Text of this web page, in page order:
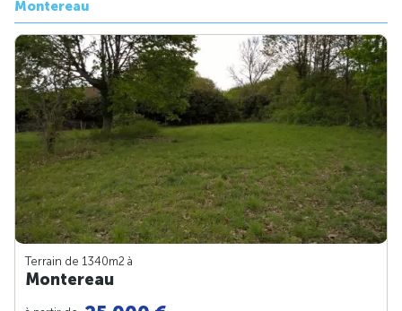
Montereau
Terrain de 1340m2 à
Montereau